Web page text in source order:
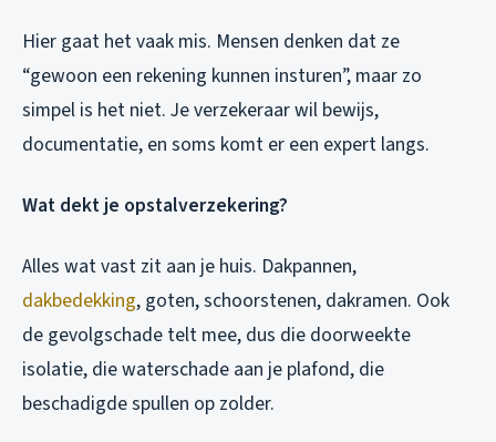
Hier gaat het vaak mis. Mensen denken dat ze
“gewoon een rekening kunnen insturen”, maar zo
simpel is het niet. Je verzekeraar wil bewijs,
documentatie, en soms komt er een expert langs.
Wat dekt je opstalverzekering?
Alles wat vast zit aan je huis. Dakpannen,
dakbedekking, goten, schoorstenen, dakramen. Ook
de gevolgschade telt mee, dus die doorweekte
isolatie, die waterschade aan je plafond, die
beschadigde spullen op zolder.